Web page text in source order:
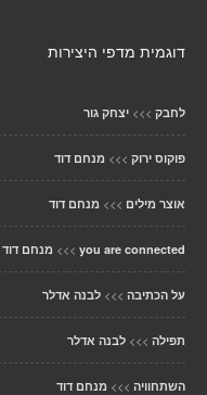
דוגמית מדפי היצירות
לחבק >>> יצחק גור
פוקוס ירוק >>> מנחם דוד
אוצר מילים >>> מנחם דוד
you are connected
>>> מנחם דוד
על הכתיבה >>> לבנה אדלר
תפילה >>> לבנה אדלר
השתחוויה >>> מנחם דוד